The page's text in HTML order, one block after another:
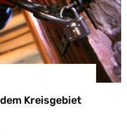
Kreisgebiet